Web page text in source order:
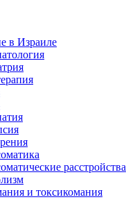
в Израиле
расстройства
и токсикомания